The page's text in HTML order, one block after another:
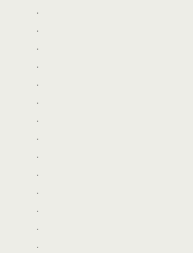
.
.
.
.
.
.
.
.
.
.
.
.
.
.